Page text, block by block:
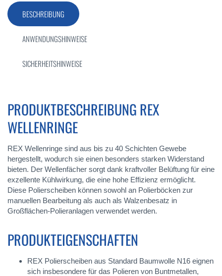
BESCHREIBUNG
PRODUKTBESCHREIBUNG REX
WELLENRINGE
REX Wellenringe sind aus bis zu 40 Schichten Gewebe
hergestellt, wodurch sie einen besonders starken Widerstand
bieten. Der Wellenfächer sorgt dank kraftvoller Belüftung für eine
exzellente Kühlwirkung, die eine hohe Effizienz ermöglicht.
Diese Polierscheiben können sowohl an Polierböcken zur
manuellen Bearbeitung als auch als Walzenbesatz in
Großflächen-Polieranlagen verwendet werden.
PRODUKTEIGENSCHAFTEN
REX Polierscheiben aus Standard Baumwolle N16 eignen
sich insbesondere für das Polieren von Buntmetallen,
ANWENDUNGSHINWEISE
SICHERHEITSHINWEISE